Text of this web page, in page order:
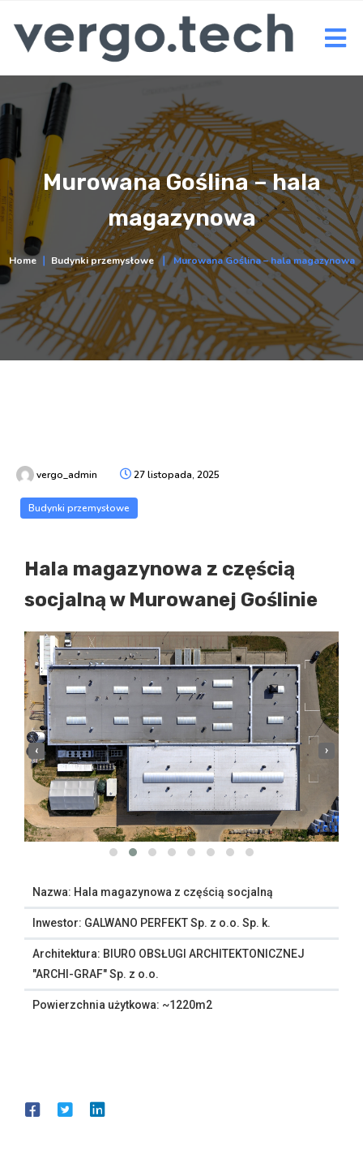
Murowana Goślina – hala
magazynowa
Home∣ Budynki przemysłowe ∣Murowana Goślina – hala magazynowa
vergo_admin 27 listopada, 2025
Budynki przemysłowe
Hala magazynowa z częścią
socjalną w Murowanej Goślinie
‹ ›
Nazwa: Hala magazynowa z częścią socjalną
Inwestor: GALWANO PERFEKT Sp. z o.o. Sp. k.
Architektura: BIURO OBSŁUGI ARCHITEKTONICZNEJ
"ARCHI-GRAF" Sp. z o.o.
Powierzchnia użytkowa: ~1220m2